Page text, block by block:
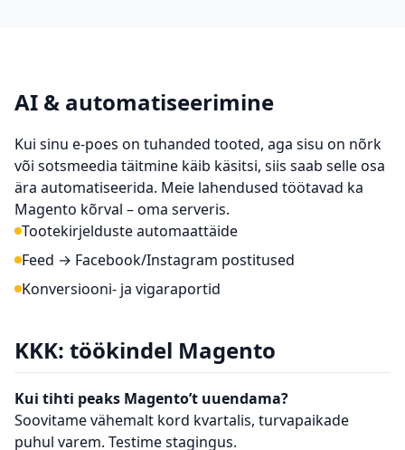
AI & automatiseerimine
Kui sinu e-poes on tuhanded tooted, aga sisu on nõrk
või sotsmeedia täitmine käib käsitsi, siis saab selle osa
ära automatiseerida. Meie lahendused töötavad ka
Magento kõrval – oma serveris.
Tootekirjelduste automaattäide
Feed → Facebook/Instagram postitused
Konversiooni- ja vigaraportid
KKK: töökindel Magento
Kui tihti peaks Magento’t uuendama?
Soovitame vähemalt kord kvartalis, turvapaikade
puhul varem. Testime stagingus.